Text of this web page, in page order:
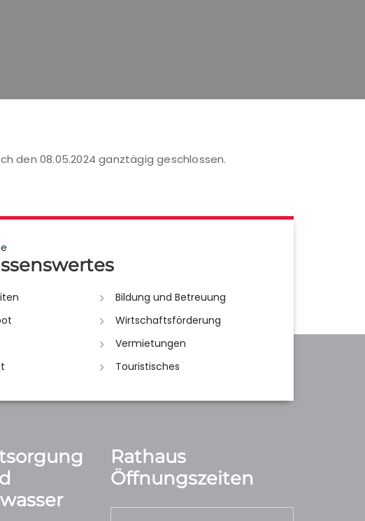
den 08.05.2024 ganztägig geschlossen.
Bildung und Betreuung
Wirtschaftsförderung
Vermietungen
Touristisches
Rathaus
Öffnungszeiten